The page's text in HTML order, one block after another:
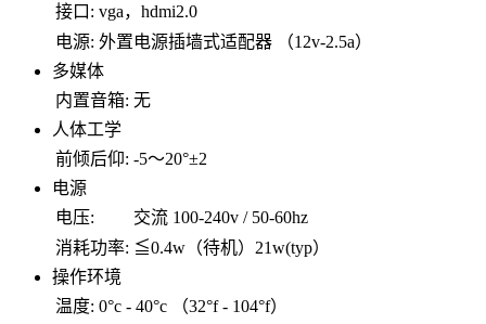
接口: vga，hdmi2.0
电源: 外置电源插墙式适配器 （12v-2.5a）
多媒体
内置音箱: 无
人体工学
前倾后仰: -5～20°±2
电源
电压:
交流 100-240v / 50-60hz
消耗功率: ≦0.4w（待机）21w(typ）
操作环境
温度: 0°c - 40°c （32°f - 104°f）